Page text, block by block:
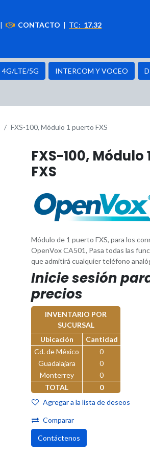
| CONTACTO | TC: 17.32
4G/LTE/5G INTERCOM Y VOCEO
FXS-100, Módulo 1 puerto FXS
FXS-100, Módulo
FXS
Módulo de 1 puerto FXS, para los
OpenVox CA501, Pasa todas las
que admitirá cualquier teléfono
Inicie sesión
precios
INVENTARIO POR
SUCURSAL
Ubicación
Cantidad
Cd. de México
0
Guadalajara
0
Monterrey
0
TOTAL
0
Agregar a la lista de deseos
Comparar
Contáctenos